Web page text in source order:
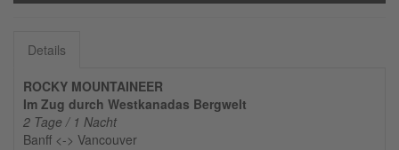
Details
ROCKY MOUNTAINEER
Im Zug durch Westkanadas Bergwelt
2 Tage / 1 Nacht
Banff <-> Vancouver